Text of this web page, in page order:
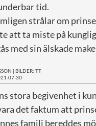
tid.
strålar om
att ta miste på
med sin älskade
| BILDER: TT
07-30
stora begivenhet i
det faktum att
familj bereddes